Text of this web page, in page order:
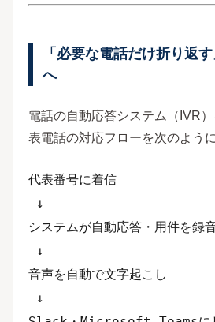
「必要な電話だけ折り返
へ
電話の自動応答システム（IVR
表電話の対応フローを次のよう
代表番号に着信
↓
システムが自動応答・用件を録
↓
音声を自動で文字起こし
↓